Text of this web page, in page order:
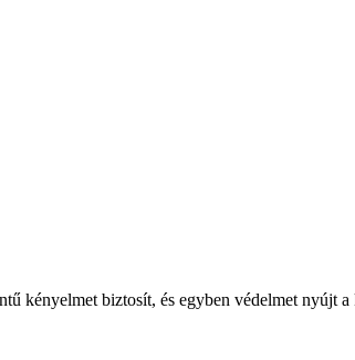
kényelmet biztosít, és egyben védelmet nyújt